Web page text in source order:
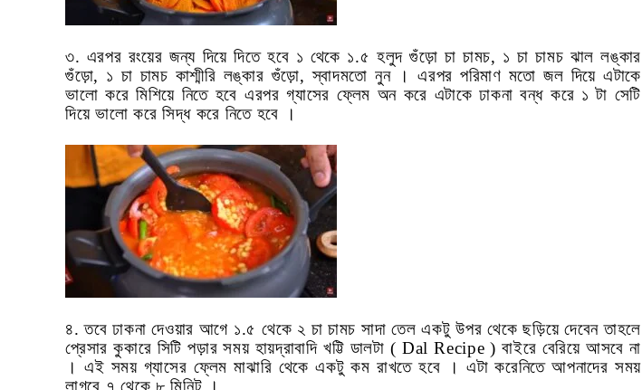
৩. এরপর রংয়ের জন্য দিয়ে দিতে হবে ১ থেকে ১.৫ হলুদ গুঁড়ো চা চামচ, ১ চা চামচ ঝাল লঙ্কার
গুঁড়ো, ১ চা চামচ কাশ্মীরি লঙ্কার গুঁড়ো,স্বাদমতো নুন । এরপর পরিমাণ মতো জল দিয়ে এটাকে
ভালো করে মিশিয়ে নিতে হবে এরপর গ্যাসের ফ্লেম অন করে এটাকে ঢাকনা বন্ধ করে ১ টা সেটি
দিয়ে ভালো করে সিদ্ধ করে নিতে হবে ।
৪. তবে ঢাকনা দেওয়ার আগে ১.৫ থেকে ২ চা চামচ সাদা তেল একটু উপর থেকে ছড়িয়ে দেবেন তাহলে
প্রেসার কুকারে সিটি পড়ার সময় হায়দ্রাবাদি খট্টি ডালটা ( Dal Recipe )বাইরে বেরিয়ে আসবে না
। এই সময় গ্যাসের ফ্লেম মাঝারি থেকে একটু কম রাখতে হবে । এটা করেনিতে আপনাদের সময়
লাগবে ৭ থেকে ৮ মিনিট
।